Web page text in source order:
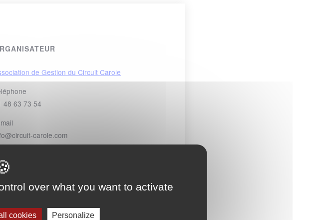
de Gestion du Circuit Carole
48 63 73 54
carole.com
over what you want to activate
cookies Personalize